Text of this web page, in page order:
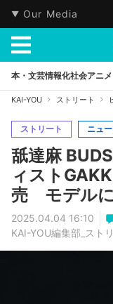
Our Media
本・文芸情報化社会アニ
KAI-YOU ストリート
ストリート ニュ
舐達麻
ィスト
売 モデル
2025.04.04 16:10
KAI-YOU編集部_スト